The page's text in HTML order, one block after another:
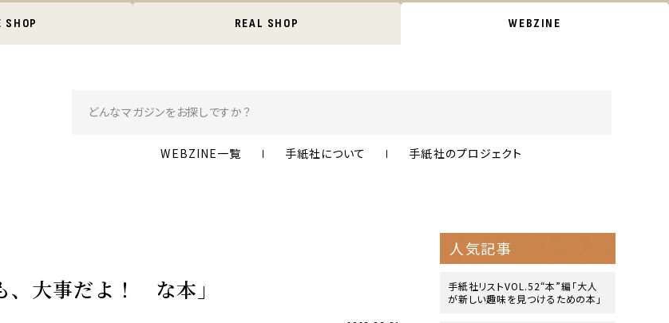
SHOP REAL SHOP WEBZINE
WEBZINE一覧 手紙社について 手紙社のプロジェクト
、大事だよ！ な本」
人気記事
手紙社リストVOL.52“本”編「大人
が新しい趣味を見つけるための本」